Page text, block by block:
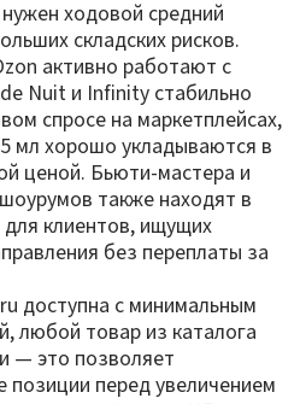
ходовой средний
складских рисков.
активно работают с
Nuit и Infinity стабильно
спросе на маркетплейсах,
мл хорошо укладываются в
ценой. Бьюти-мастера и
также находят в
клиентов, ищущих
без переплаты за
доступна с минимальным
любой товар из каталога
— это позволяет
перед увеличением